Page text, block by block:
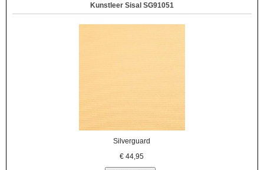
Kunstleer Sisal SG91051
Silverguard
€44,95